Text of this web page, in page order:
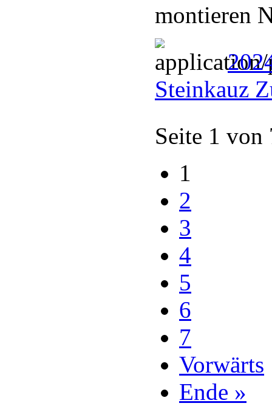
montieren
Steinkauz
Seite 1 von
1
2
3
4
5
6
7
Vorwärts
Ende »